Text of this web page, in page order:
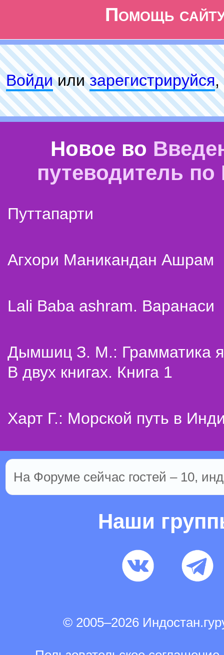
Помощь
Войдиилизарeгиcтpируйся,
Новое во
путеводитель
Путтапарти
Агхори Маникандан Ашрам
Lali Baba ashram. Варанаси
Дымшиц З. М.: Грамматика
В двух книгах. Книга 1
Харт Г.: Морской путь в
На Форуме сейчас гостей – 10,
Наши
© 2005–2026